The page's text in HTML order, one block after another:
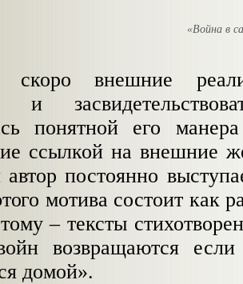
«Война в
внешние
и
понятной его
ссылкой на внешние
автор постоянно
мотива состоит как
– тексты
возвращаются
домой».